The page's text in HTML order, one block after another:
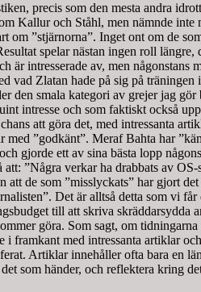
precis som den mesta andra
Kallur och Ståhl, men nämnde
om ”stjärnorna”. Inget ont om de
spelar nästan ingen roll längre,
intresserade av, men någonstans
vad Zlatan hade på sig på
smala kategori av grejer jag
intresse och som faktiskt också
att göra det, med intressanta
”godkänt”. Meraf Bahta har
gjorde ett av sina bästa lopp
”Några verkar ha drabbats av
de som ”misslyckats” har gjort
Det är alltså detta som vi
till att skriva skräddarsydda
göra. Som sagt, om
med intressanta artiklar
Artiklar innehåller ofta bara en
som händer, och reflektera kring